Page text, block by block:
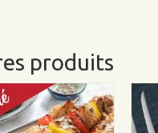
produits